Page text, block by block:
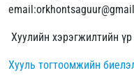
Хуулийн хэрэгжилтийн
Хууль тогтоомжийн